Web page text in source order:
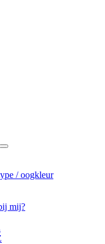
/ oogkleur
mij?